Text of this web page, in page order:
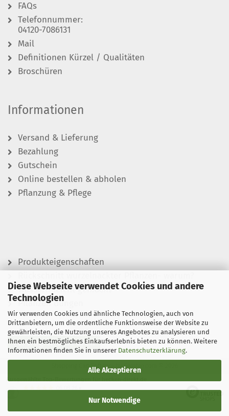
Diese Webseite verwendet Cookies und andere
Technologien
Wir verwenden Cookies und ähnliche Technologien, auch von
Drittanbietern, um die ordentliche Funktionsweise der Website zu
gewährleisten, die Nutzung unseres Angebotes zu analysieren und
Ihnen ein bestmögliches Einkaufserlebnis bieten zu können. Weitere
Informationen finden Sie in unserer Datenschutzerklärung.
Alle Akzeptieren
Nur Notwendige
FAQs
Telefonnummer:
04120-7086131
Mail
Definitionen Kürzel / Qualitäten
Broschüren
Informationen
Versand & Lieferung
Bezahlung
Gutschein
Online bestellen & abholen
Pflanzung & Pflege
Produkteigenschaften
Wässern leicht gemacht
Pflanzen düngen
Vertrag widerrufen
Shopping Cart Software by Gambio.com © 2026
Ausgewählte Top-Bewertungen für hecken-direkt.de